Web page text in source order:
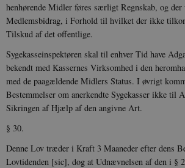
henhørende Midler føres særligt Regnskab, og
Medlemsbidrag, i Forhold til hvilket der ikke
Tilskud af det offentlige.
Sygekasseinspektøren skal til enhver Tid have
bekendt med Kassernes Virksomhed i den
med de paagældende Midlers Status. I øvrigt
Bestemmelser om anerkendte Sygekasser ikke til
Sikringen af Hjælp af den angivne Art.
§ 30.
Denne Lov træder i Kraft 3 Maaneder efter dens
Lovtidenden [sic], dog at Udnævnelsen af den i §